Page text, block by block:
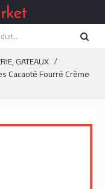
GATEAUX
Cacaoté Fourré Crème